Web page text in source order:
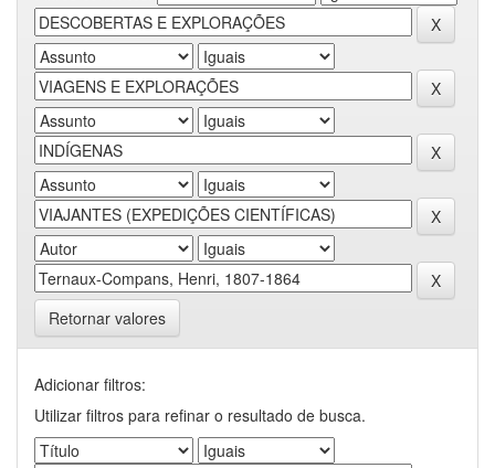
Retornar valores
Adicionar filtros:
Utilizar filtros para refinar o resultado de busca.